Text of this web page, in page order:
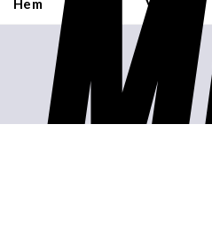
Hem Världen